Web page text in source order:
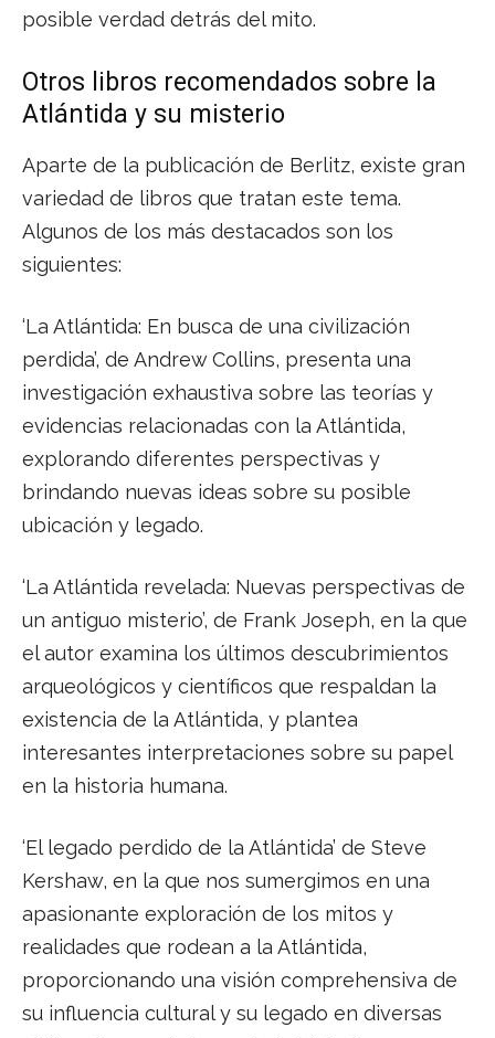
posible verdad detrás del mito.
Otros libros recomendados sobre la
Atlántida y su misterio
Aparte de la publicación de Berlitz, existe gran
variedad de libros que tratan este tema.
Algunos de los más destacados son los
siguientes:
‘La Atlántida: En busca de una civilización
perdida’, de Andrew Collins, presenta una
investigación exhaustiva sobre las teorías y
evidencias relacionadas con la Atlántida,
explorando diferentes perspectivas y
brindando nuevas ideas sobre su posible
ubicación y legado.
‘La Atlántida revelada: Nuevas perspectivas de
un antiguo misterio’, de Frank Joseph, en la que
el autor examina los últimos descubrimientos
arqueológicos y científicos que respaldan la
existencia de la Atlántida, y plantea
interesantes interpretaciones sobre su papel
en la historia humana.
‘El legado perdido de la Atlántida’ de Steve
Kershaw, en la que nos sumergimos en una
apasionante exploración de los mitos y
realidades que rodean a la Atlántida,
proporcionando una visión comprehensiva de
su influencia cultural y su legado en diversas